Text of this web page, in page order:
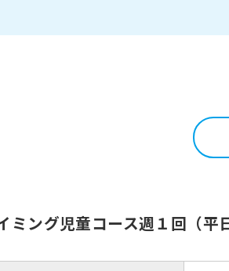
ミング児童コース週１回（平日